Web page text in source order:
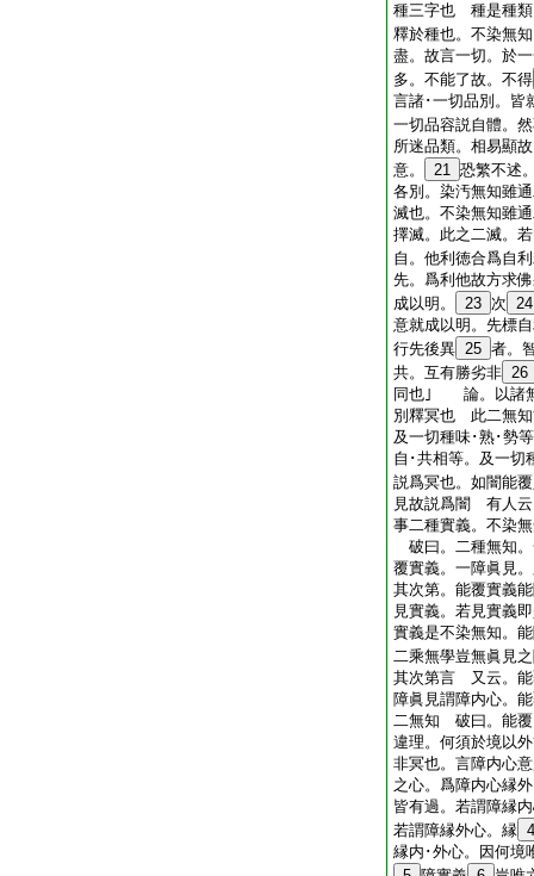
種三字也 種是種類
釋於種也。不染無
盡。故言一切。於
多。不能了故。不得
言諸･一切品別。皆
一切品容説自體。
所迷品類。相易顯
意。
21 恐繁不述
各別。染汚無知雖
滅也。不染無知雖
擇滅。此之二滅。
自。他利徳合爲自
先。爲利他故方求
成以明。
23 次 24
意就成以明。先標
行先後異 25 者。
共。互有勝劣非 26
同也｣ 論。以諸
別釋冥也 此二無知
及一切種味･熟･勢
自･共相等。及一切
説爲冥也。如闇能
見故説爲闇 有人云
事二種實義。不染
破曰。二種無知
覆實義。一障眞見
其次第。能覆實義
見實義。若見實義
實義是不染無知。
二乘無學豈無眞見
其次第言 又云。能
障眞見謂障内心。
二無知 破曰。能覆
違理。何須於境以
非冥也。言障内心
之心。爲障内心縁
皆有過。若謂障縁
若謂障縁外心。縁 4
縁内･外心。因何境